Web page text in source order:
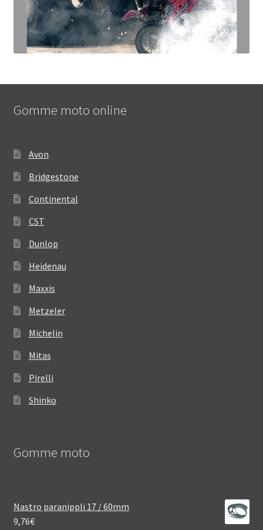
Gomme moto online
Avon
Bridgestone
Continental
CST
Dunlop
Heidenau
Maxxis
Metzeler
Michelin
Mitas
Pirelli
Shinko
Gomme moto
Nastro paranippli 17 / 60mm
9,76€